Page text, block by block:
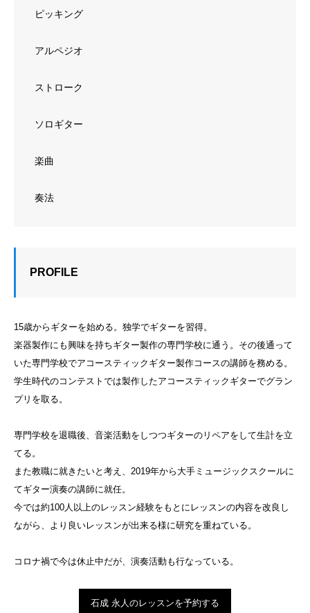
ピッキング
アルペジオ
ストローク
ソロギター
楽曲
奏法
PROFILE
15歳からギターを始める。独学でギターを習得。
楽器製作にも興味を持ちギター製作の専門学校に通う。その後通って
いた専門学校でアコースティックギター製作コースの講師を務める。
学生時代のコンテストでは製作したアコースティックギターでグラン
プリを取る。
専門学校を退職後、音楽活動をしつつギターのリペアをして生計を立
てる。
また教職に就きたいと考え、2019年から大手ミュージックスクールに
てギター演奏の講師に就任。
今では約100人以上のレッスン経験をもとにレッスンの内容を改良し
ながら、より良いレッスンが出来る様に研究を重ねている。
コロナ禍で今は休止中だが、演奏活動も行なっている。
石成 永人のレッスンを予約する